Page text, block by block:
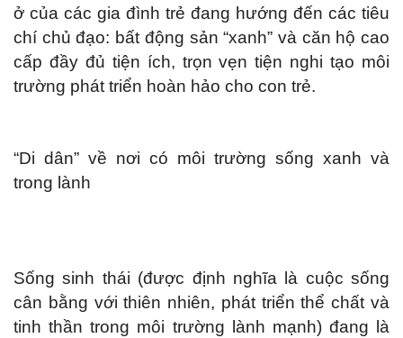
ở của các gia đình trẻ đang hướng đến các tiêu
chí chủ đạo: bất động sản “xanh” và căn hộ cao
cấp đầy đủ tiện ích, trọn vẹn tiện nghi tạo môi
trường phát triển hoàn hảo cho con trẻ.
“Di dân” về nơi có môi trường sống xanh và
trong lành
Sống sinh thái (được định nghĩa là cuộc sống
cân bằng với thiên nhiên, phát triển thể chất và
tinh thần trong môi trường lành mạnh) đang là